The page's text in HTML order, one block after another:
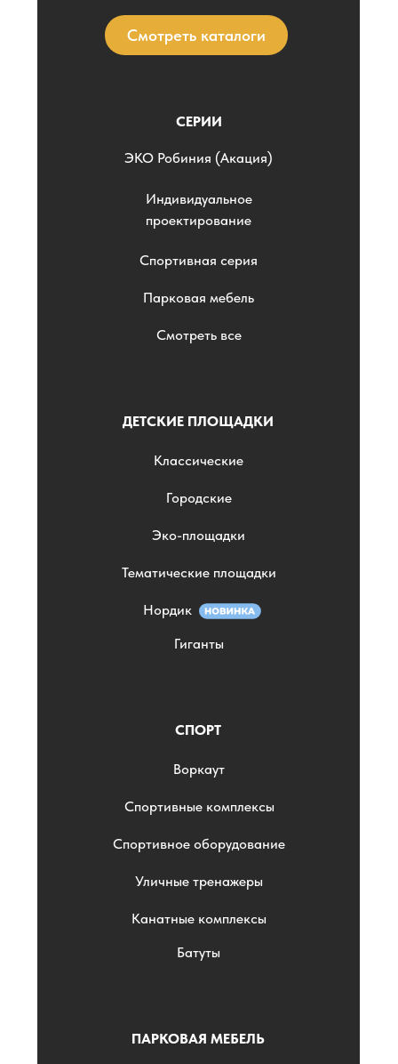
Смотреть каталоги
СЕРИИ
ЭKO Робиния (Акация)
Спортивная серия
Парковая мебель
Смотреть все
Индивидуальное
проектирование
ДЕТСКИЕ ПЛОЩАДКИ
Классические
Городские
Эко-площадки
Тематические площадки
Нордик
Гиганты
СПОРТ
Воркаут
Спортивные комплексы
Спортивное оборудование
Уличные тренажеры
Канатные комплексы
Батуты
ПАРКОВАЯ МЕБЕЛЬ